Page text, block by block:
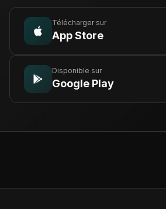
Télécharger sur
App Store
Disponible sur
Google Play